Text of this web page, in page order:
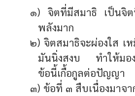
๑) จิตที่มีสมาธิ เป็นจิต
พลังมาก
๒) จิตสมาธิจะผ่องใส เ
มันนิ่งสงบ ทำให้มอง
ข้อนี้เกื้อกูลต่อปัญญา
๓) ข้อที่ ๓ สืบเนื่องมาจ